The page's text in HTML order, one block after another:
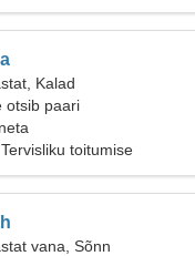
Kalad
otsib paari
toitumise
vana, Sõnn